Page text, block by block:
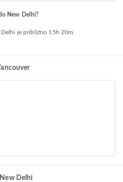
New Delhi?
je približno 15h 20m.
Delhi